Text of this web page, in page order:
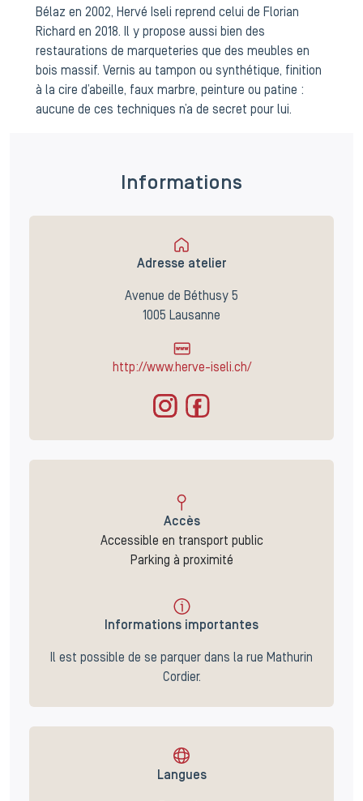
Bélaz en 2002, Hervé Iseli reprend celui de Florian
Richard en 2018. Il y propose aussi bien des
restaurations de marqueteries que des meubles en
bois massif. Vernis au tampon ou synthétique, finition
à la cire d’abeille, faux marbre, peinture ou patine :
aucune de ces techniques n’a de secret pour lui.
Informations
Adresse atelier
Avenue de Béthusy 5
1005 Lausanne
http://www.herve-iseli.ch/
Accès
Accessible en transport public
Parking à proximité
Informations importantes
Il est possible de se parquer dans la rue Mathurin
Cordier.
Langues